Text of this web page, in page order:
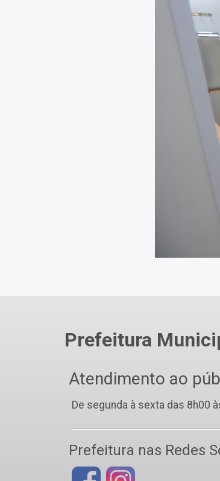
Prefeitura
Atendimento ao
De segunda à sexta das 8h00
Prefeitura nas Redes